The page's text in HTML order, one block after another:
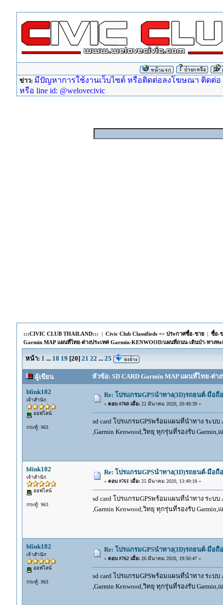
ข่าว: มีปัญหาการใช้งานเว็บไซต์ หรือติดต่อลงโฆษณา ติดต่อ
หรือ line id: @welovecivic
:::CIVIC CLUB THAILAND::: | Civic Club Classifieds => ประกาศซื้อ-ขาย| ซื้อ-
Garmin MAP แผนที่ไทย-ต่างประเทศ Garmin-KENWOOD/แผนที่ถนน-เดินป่า-ทางทะ
หน้า: 1 ... 18 19 [20] 21 22 ... 25
ผู้เขียน หัวข้อ: SD CARD Garmin MAP แผนที่ไทย-ต่า
blink182
เจ้าสำนัก
ออฟไลน์
กระทู้: 963
Re: โปรแกรมGPSนำทาง(3D)รถยนต์-มือ
« ตอบ #760 เมื่อ:22 มีนาคม 2020, 20:49:39 »
sd card โปรแกรมGPSพร้อมแผนที่นำทาง ระบบ
,Garmin Kenwood,วิทยุ ทุกรุ่นที่รองรับ
blink182
เจ้าสำนัก
ออฟไลน์
กระทู้: 963
Re: โปรแกรมGPSนำทาง(3D)รถยนต์-มือ
« ตอบ #761 เมื่อ:25 มีนาคม 2020, 13:49:18 »
sd card โปรแกรมGPSพร้อมแผนที่นำทาง ระบบ
,Garmin Kenwood,วิทยุ ทุกรุ่นที่รองรับ
blink182
เจ้าสำนัก
ออฟไลน์
กระทู้: 963
Re: โปรแกรมGPSนำทาง(3D)รถยนต์-มือ
« ตอบ #762 เมื่อ:26 มีนาคม 2020, 19:50:47 »
sd card โปรแกรมGPSพร้อมแผนที่นำทาง ระบบ
,Garmin Kenwood,วิทยุ ทุกรุ่นที่รองรับ